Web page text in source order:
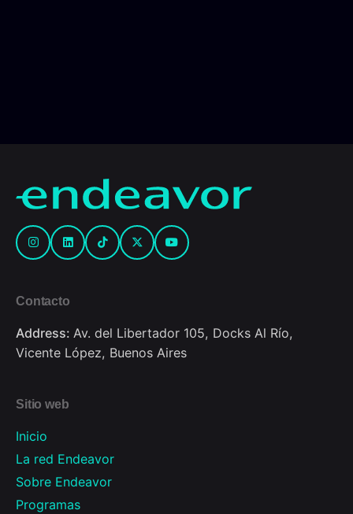
Contacto
Address: Av. del Libertador 105, Docks Al Río,
Vicente López, Buenos Aires
Sitio web
Inicio
La red Endeavor
Sobre Endeavor
Programas